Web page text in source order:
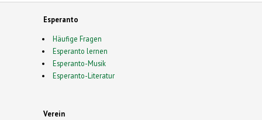
Esperanto
Häufige Fragen
Esperanto lernen
Esperanto-Musik
Esperanto-Literatur
Verein